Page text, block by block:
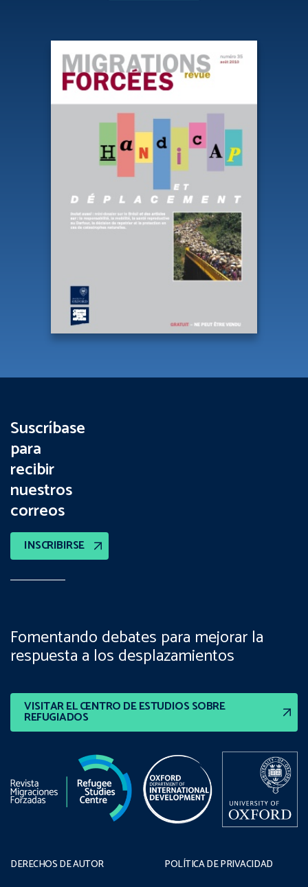
Suscríbase
para
recibir
nuestros
correos
INSCRIBIRSE
VISITAR EL CENTRO DE ESTUDIOS SOBRE
REFUGIADOS
Fomentando debates para mejorar la
respuesta a los desplazamientos
DERECHOS DE AUTOR POLÍTICA DE PRIVACIDAD